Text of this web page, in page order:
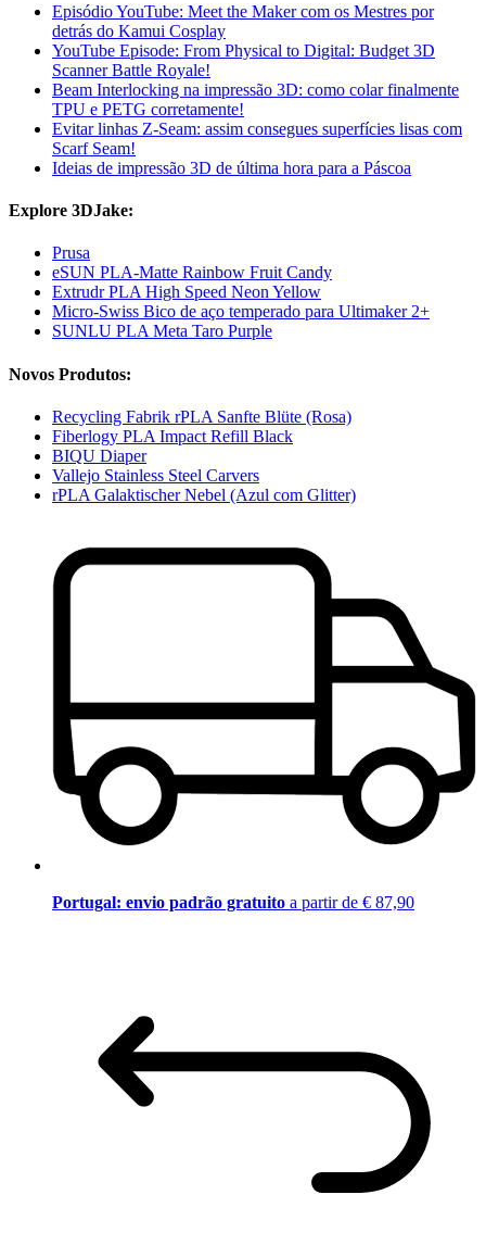
Episódio YouTube: Meet the Maker com os Mestres por
detrás do Kamui Cosplay
YouTube Episode: From Physical to Digital: Budget 3D
Scanner Battle Royale!
Beam Interlocking na impressão 3D: como colar finalmente
TPU e PETG corretamente!
Evitar linhas Z-Seam: assim consegues superfícies lisas com
Scarf Seam!
Ideias de impressão 3D de última hora para a Páscoa
Explore 3DJake:
Prusa
eSUN PLA-Matte Rainbow Fruit Candy
Extrudr PLA High Speed Neon Yellow
Micro-Swiss Bico de aço temperado para Ultimaker 2+
SUNLU PLA Meta Taro Purple
Novos Produtos:
Recycling Fabrik rPLA Sanfte Blüte (Rosa)
Fiberlogy PLA Impact Refill Black
BIQU Diaper
Vallejo Stainless Steel Carvers
rPLA Galaktischer Nebel (Azul com Glitter)
Portugal: envio padrão gratuito a partir de € 87,90